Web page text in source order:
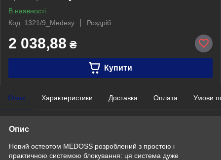
В наявності
Код: 1321/9_Medesy
Роздріб
2 038,88 ₴
Купити
Опис Характеристики Доставка Оплата Умови
Опис
Новий остеотом MEDOSS розроблений з простою і
практичною системою блокування: ця система дуже